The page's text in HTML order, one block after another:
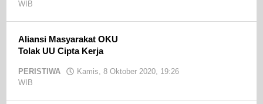
WIB
Aliansi Masyarakat OKU
Tolak UU Cipta Kerja
PERISTIWA
Kamis, 8 Oktober 2020, 19:26
WIB